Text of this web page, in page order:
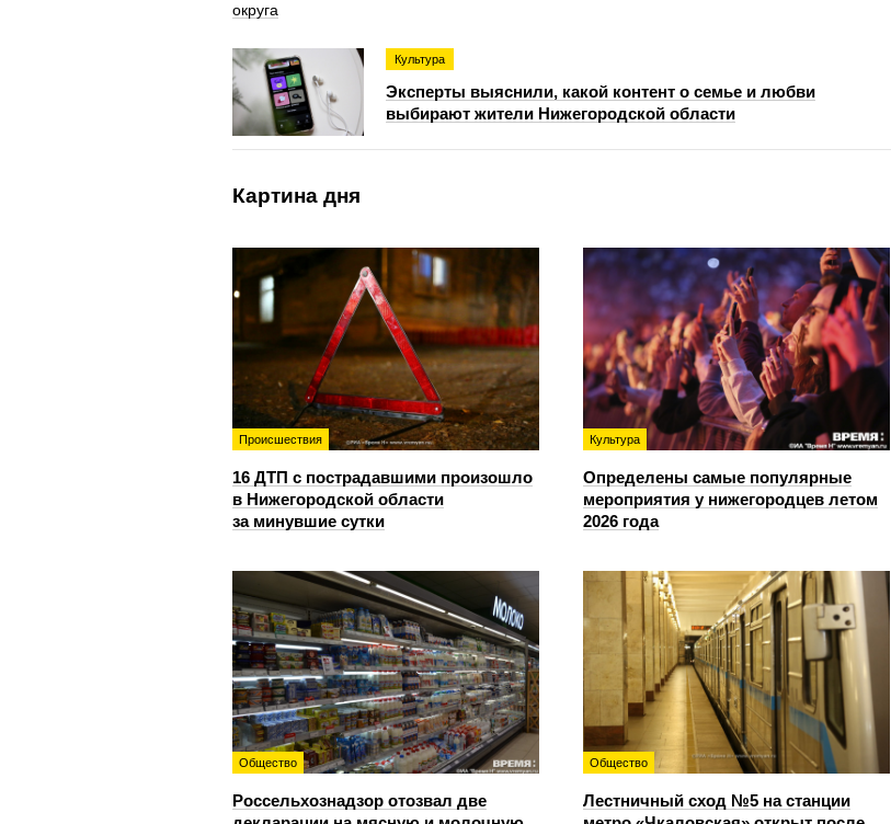
округа
Культура
Эксперты выяснили, какой контент о семье и любви
выбирают жители Нижегородской области
Картина дня
Происшествия
16 ДТП с пострадавшими произошло
в Нижегородской области
за минувшие сутки
Культура
Определены самые популярные
мероприятия у нижегородцев летом
2026 года
Общество
Россельхознадзор отозвал две
Общество
Лестничный сход №5 на станции